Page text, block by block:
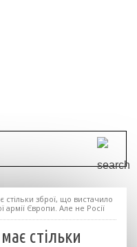
стільки зброї, що вистачило
Європи. Але не Росії
стільки